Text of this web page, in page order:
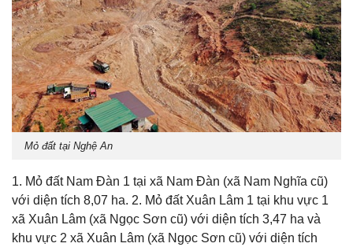
Mỏ đất tại Nghệ An
1. Mỏ đất Nam Đàn 1 tại xã Nam Đàn (xã Nam Nghĩa cũ)
với diện tích 8,07 ha. 2. Mỏ đất Xuân Lâm 1 tại khu vực 1
xã Xuân Lâm (xã Ngọc Sơn cũ) với diện tích 3,47 ha và
khu vực 2 xã Xuân Lâm (xã Ngọc Sơn cũ) với diện tích